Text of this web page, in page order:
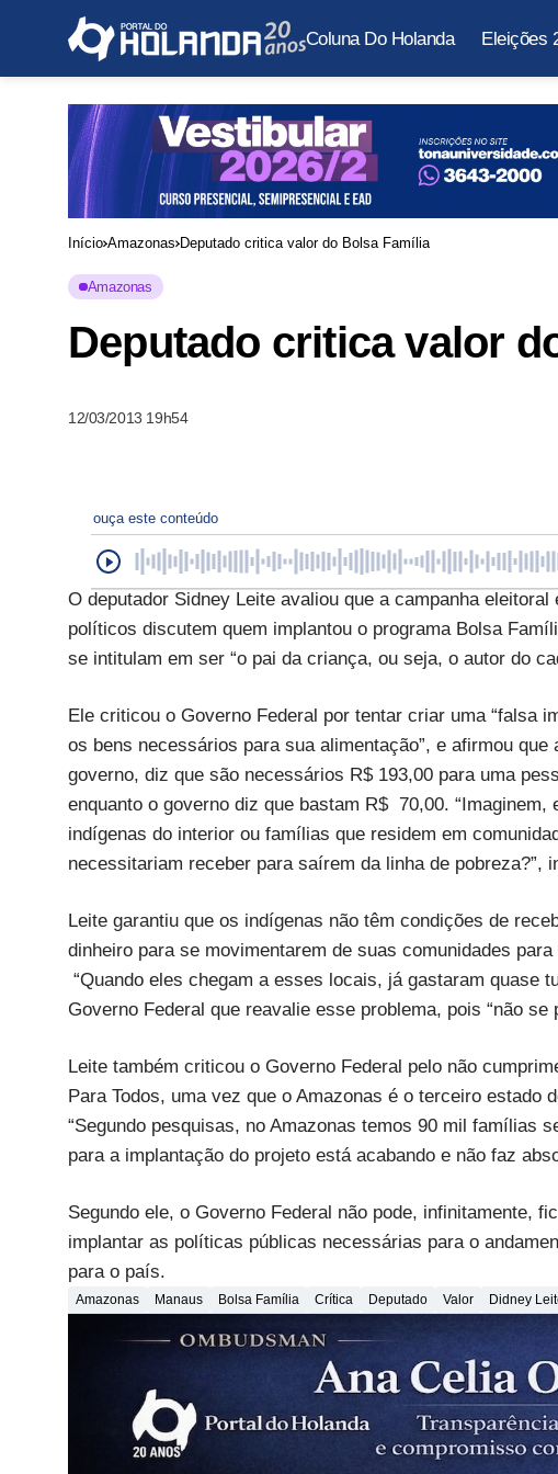
Coluna Do Holanda Eleições
Início Amazonas Deputado critica valor do Bolsa Família
Amazonas
Deputado critica valor
12/03/2013 19h54
ouça este conteúdo
O deputador Sidney Leite avaliou que a campanha
políticos discutem quem implantou o programa Bolsa
se intitulam em ser “o pai da criança, ou seja, o autor do
Ele criticou o Governo Federal por tentar criar uma “falsa
os bens necessários para sua alimentação”, e afirmou
governo, diz que são necessários R$ 193,00 para uma
enquanto o governo diz que bastam R$ 70,00.
indígenas do interior ou famílias que residem em
necessitariam receber para saírem da linha de pobreza?”,
Leite garantiu que os indígenas não têm condições de
dinheiro para se movimentarem de suas comunidades
“Quando eles chegam a esses locais, já gastaram quase
Governo Federal que reavalie esse problema, pois “não
Leite também criticou o Governo Federal pelo não
Para Todos, uma vez que o Amazonas é o terceiro estado
“Segundo pesquisas, no Amazonas temos 90 mil famílias
para a implantação do projeto está acabando e não faz
Segundo ele, o Governo Federal não pode, infinitamente,
implantar as políticas públicas necessárias para o
para o país.
Amazonas Manaus Bolsa Família Crítica Deputado Valor Didney